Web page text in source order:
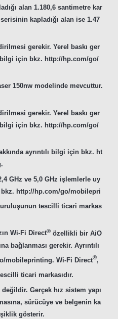
alan 1.180,6 santimetre kar
kapladığı alan ise 1.47
gerekir. Yerel baskı ger
bilgi için bkz. http://hp.com/go/
150nw modelinde mevcuttur.
gerekir. Yerel baskı ger
bilgi için bkz. http://hp.com/go/
ayrıntılı bilgi için bkz. ht
GHz ve 5,0 GHz işlemlerle uy
http://hp.com/go/mobilepri
tescilli ticari markas
Wi-Fi Direct® özellikli bir AiO
bağlanması gerekir. Ayrıntılı
mobileprinting. Wi-Fi Direct®,
ticari markasıdır.
Gerçek hız sistem yapı
sürücüye ve belgenin ka
gösterir.